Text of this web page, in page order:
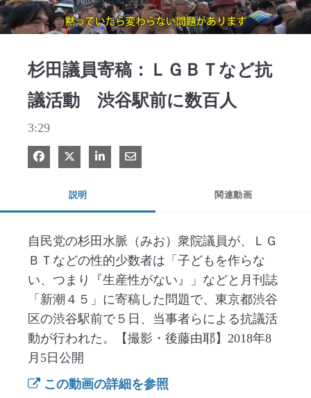
杉田議員寄稿：ＬＧＢＴなど抗
議活動 渋谷駅前に数百人
3:29
Facebook で共有
Xで共有する
LinkedIn で共有
電子メールで共有
説明 関連動画
自民党の杉田水脈（みお）衆院議員が、ＬＧ
ＢＴなどの性的少数者は「子どもを作らな
い、つまり『生産性がない』」などと月刊誌
「新潮４５」に寄稿した問題で、東京都渋谷
区の渋谷駅前で５日、当事者らによる抗議活
動が行われた。【撮影・後藤由耶】2018年8
月5日公開
この動画の詳細を参照